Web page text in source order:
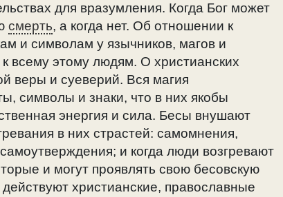
для вразумления. Когда Бог может
смерть, а когда нет. Об отношении к
и символам у язычников, магов и
всему этому людям. О христианских
веры и суеверий. Вся магия
символы и знаки, что в них якобы
энергия и сила. Бесы внушают
в них страстей: самомнения,
и когда люди возгревают
и могут проявлять свою бесовскую
христианские, православные